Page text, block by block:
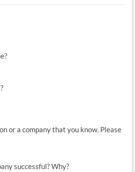
or a company that you know. Please
successful? Why?